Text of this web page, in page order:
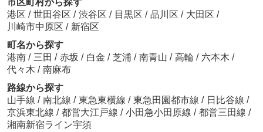
港区 / 世田谷区 / 渋谷区 / 目黒区 / 品川区 / 大田区 /
川崎市中原区 / 新宿区
町名から探す
港南 / 三田 / 赤坂 / 白金 / 芝浦 / 南青山 / 高輪 / 六本木 /
代々木 / 南麻布
路線から探す
山手線 / 南北線 / 東急東横線 / 東急田園都市線 / 日比谷線 /
京浜東北線 / 都営大江戸線 / 小田急小田原線 / 都営三田線 /
湘南新宿ライン宇須